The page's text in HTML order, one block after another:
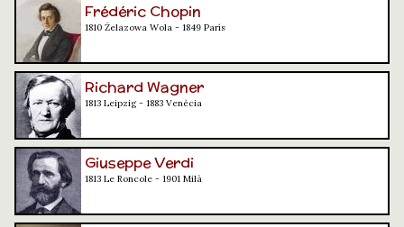
Frédéric Chopin
1810 Żelazowa Wola - 1849 París
Richard Wagner
1813 Leipzig - 1883 Venècia
Giuseppe Verdi
1813 Le Roncole - 1901 Milà